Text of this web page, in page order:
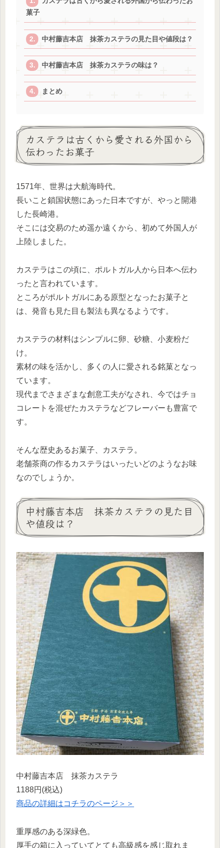
菓子
中村藤吉本店 抹茶カステラの見た目や値段は？
中村藤吉本店 抹茶カステラの味は？
まとめ
カステラは古くから愛される外国から
伝わったお菓子
1571年、世界は大航海時代。
長いこと鎖国状態にあった日本ですが、やっと開港
した長崎港。
そこには交易のため遥か遠くから、初めて外国人が
上陸しました。
カステラはこの頃に、ポルトガル人から日本へ伝わ
ったと言われています。
ところがポルトガルにある原型となったお菓子と
は、発音も見た目も製法も異なるようです。
カステラの材料はシンプルに卵、砂糖、小麦粉だ
け。
素材の味を活かし、多くの人に愛される銘菓となっ
ています。
現代までさまざまな創意工夫がなされ、今ではチョ
コレートを混ぜたカステラなどフレーバーも豊富で
す。
そんな歴史あるお菓子、カステラ。
老舗茶商の作るカステラはいったいどのようなお味
なのでしょうか。
中村藤吉本店 抹茶カステラの見た目
や値段は？
中村藤吉本店 抹茶カステラ
1188円(税込)
商品の詳細はコチラのページ＞＞
重厚感のある深緑色。
厚手の箱に入っていてとても高級感を感じ取れま